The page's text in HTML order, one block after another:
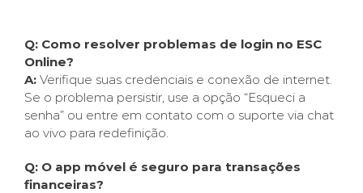
Q: Como resolver problemas de login no ESC
Online?
A: Verifique suas credenciais e conexão de internet.
Se o problema persistir, use a opção “Esqueci a
senha” ou entre em contato com o suporte via chat
ao vivo para redefinição.
Q: O app móvel é seguro para transações
financeiras?